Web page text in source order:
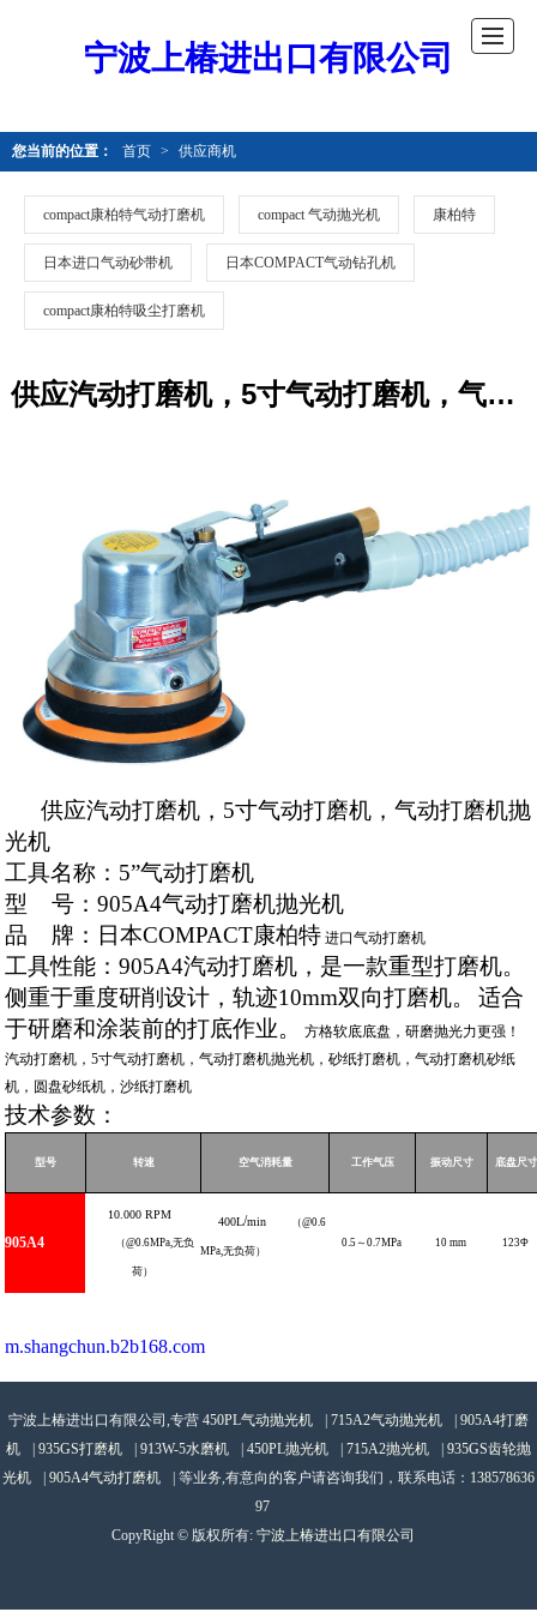
宁波上椿进出口有限公司
您当前的位置： 首页 > 供应商机
compact康柏特气动打磨机 compact 气动抛光机 康柏特
日本进口气动砂带机 日本COMPACT气动钻孔机
compact康柏特吸尘打磨机
供应汽动打磨机，5寸气动打磨机，气动打磨机抛光机
供应汽动打磨机，5寸气动打磨机，气动打磨机抛
光机
工具名称： 5”气动打磨机
型
号：905A4气动打磨机抛光机
品
牌：日本COMPACT康柏特 进口气动打磨机
工具性能：905A4汽动打磨机，是一款重型打磨机。
侧重于重度研削设计，轨迹10mm双向打磨机。
适合
于研磨和涂装前的打底作业。
方格软底底盘，研磨抛光力更强！
汽动打磨机，5寸气动打磨机，气动打磨机抛光机，砂纸打磨机，气动打磨机砂纸
机，圆盘砂纸机，沙纸打磨机
技术参数：
型号 转速 空气消耗量 工作气压 振动尺寸 底盘尺寸
905A4
10.000 RPM
（@0.6MPa,无负
荷）
400L/min （@0.6
MPa,无负荷）
0.5 ～0.7MPa 10mm 123Φ
m.shangchun.b2b168.com
宁波上椿进出口有限公司,专营 450PL气动抛光机 715A2气动抛光机
905A4打磨
机
935GS打磨机 913W-5水磨机 450PL抛光机 715A2抛光机
935GS齿轮抛
光机
905A4气动打磨机 | 等业务,有意向的客户请咨询我们，联系电话： 138578636
97
CopyRight © 版权所有: 宁波上椿进出口有限公司